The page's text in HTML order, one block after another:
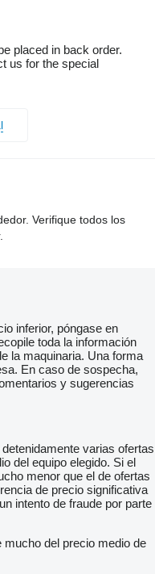
placed in back order.
us for the special
Verifique todos los
inferior, póngase en
toda la información
la maquinaria. Una forma
En caso de sospecha,
y sugerencias
varias ofertas
del equipo elegido. Si el
menor que el de ofertas
de precio significativa
intento de fraude por parte
del precio medio de